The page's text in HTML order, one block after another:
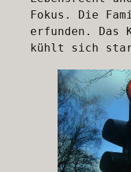
Fokus. Die
erfunden. Das
kühlt sich